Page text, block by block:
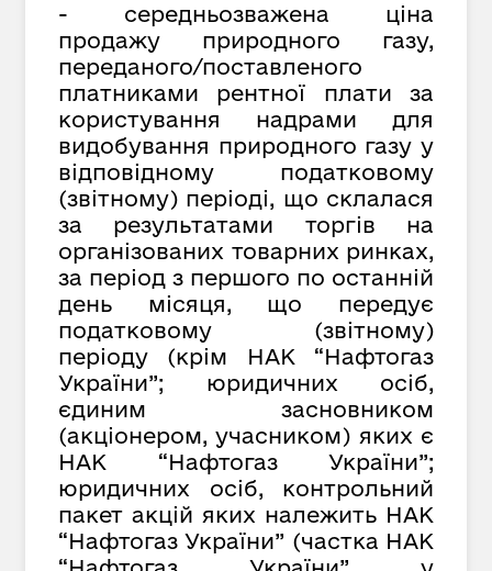
- середньозважена ціна
продажу природного газу,
переданого/поставленого
платниками рентної плати за
користування надрами для
видобування природного газу у
відповідному податковому
(звітному) періоді, що склалася
за результатами торгів на
організованих товарних ринках,
за період з першого по останній
день місяця, що передує
податковому (звітному)
періоду (крім НАК “Нафтогаз
України”; юридичних осіб,
єдиним засновником
(акціонером, учасником) яких є
НАК “Нафтогаз України”;
юридичних осіб, контрольний
пакет акцій яких належить НАК
“Нафтогаз України” (частка НАК